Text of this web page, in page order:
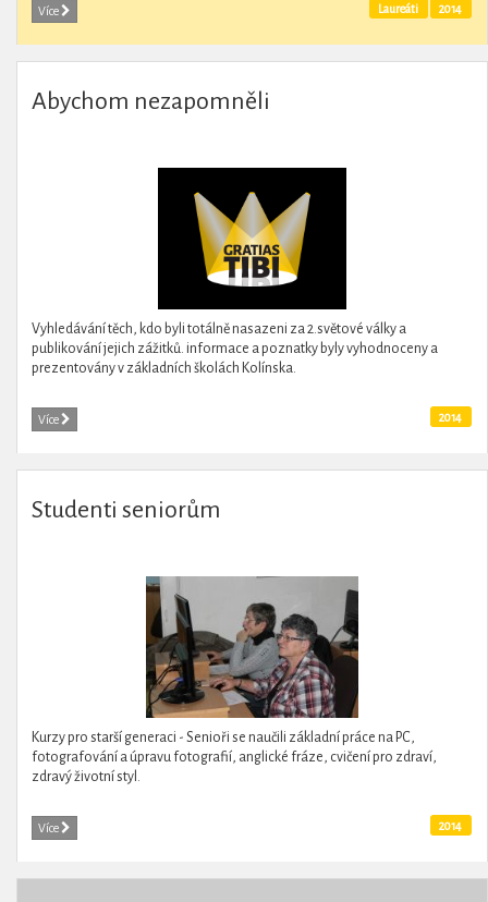
Více 2014
Laureáti
Abychom nezapomněli
Vyhledávání těch, kdo byli totálně nasazeni za 2.světové války a
publikování jejich zážitků. informace a poznatky byly vyhodnoceny a
prezentovány v základních školách Kolínska.
Více 2014
Studenti seniorům
Kurzy pro starší generaci - Senioři se naučili základní práce na PC,
fotografování a úpravu fotografií, anglické fráze, cvičení pro zdraví,
zdravý životní styl.
Více 2014